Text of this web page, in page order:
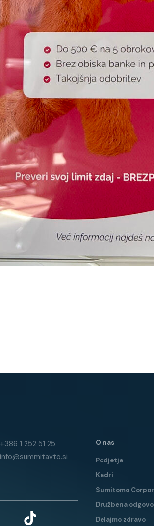
+386 1 252 51 25
info@summitavto.si
O nas
Podjetje
Kadri
Sumitomo
Družbena
Delajmo zdravo